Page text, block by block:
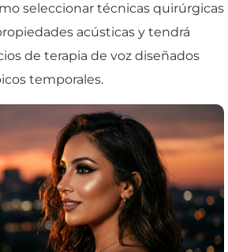
seleccionar técnicas quirúrgicas
acústicas y tendrá
de terapia de voz diseñados
temporales.